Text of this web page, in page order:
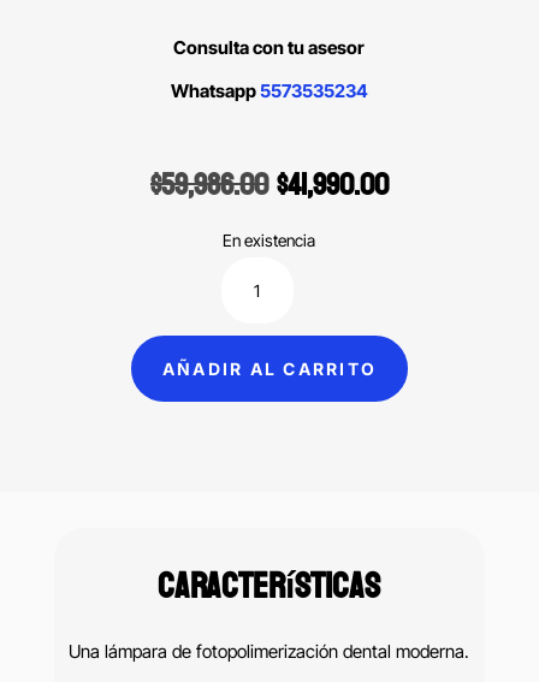
Consulta con tu asesor
Whatsapp5573535234
$59,986.00Original
price
was:
$41,990.00Current
En existencia
lampara
de
fotocurado
AÑADIR AL CARRITO
Características
Una lámpara de fotopolimerización dental moderna.